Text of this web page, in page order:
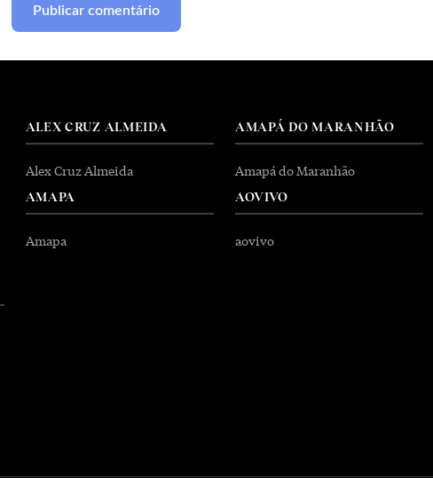
ALEX CRUZ ALMEIDA
Alex Cruz Almeida
AMAPA
Amapa
AMAPÁ DO MARANHÃO
Amapá do Maranhão
AOVIVO
aovivo